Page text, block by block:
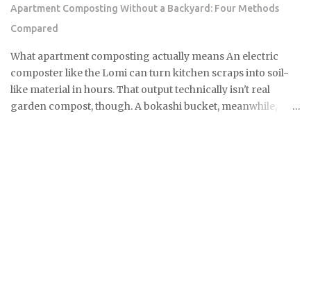
Major retailers like B&H and Adorama have transitioned
from indefinite backorders to predictable replenishment
cycles, with stock often appearing every few weeks and
fulfilling backlogs by early May. As of late April, the standard
silver and bla...
Apartment Composting Without a Backyard: Four Methods
Compared
What apartment composting actually means An electric
composter like the Lomi can turn kitchen scraps into soil-
like material in hours. That output technically isn't real
garden compost, though. A bokashi bucket, meanwhile,